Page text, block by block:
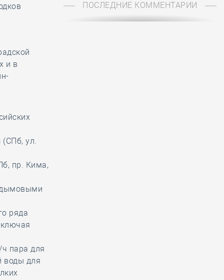
и в
ул.
пр. Кима,
дымовыми
ряда
пара для
воды для
ПОСЛЕДНИЕ КОММЕНТАРИИ